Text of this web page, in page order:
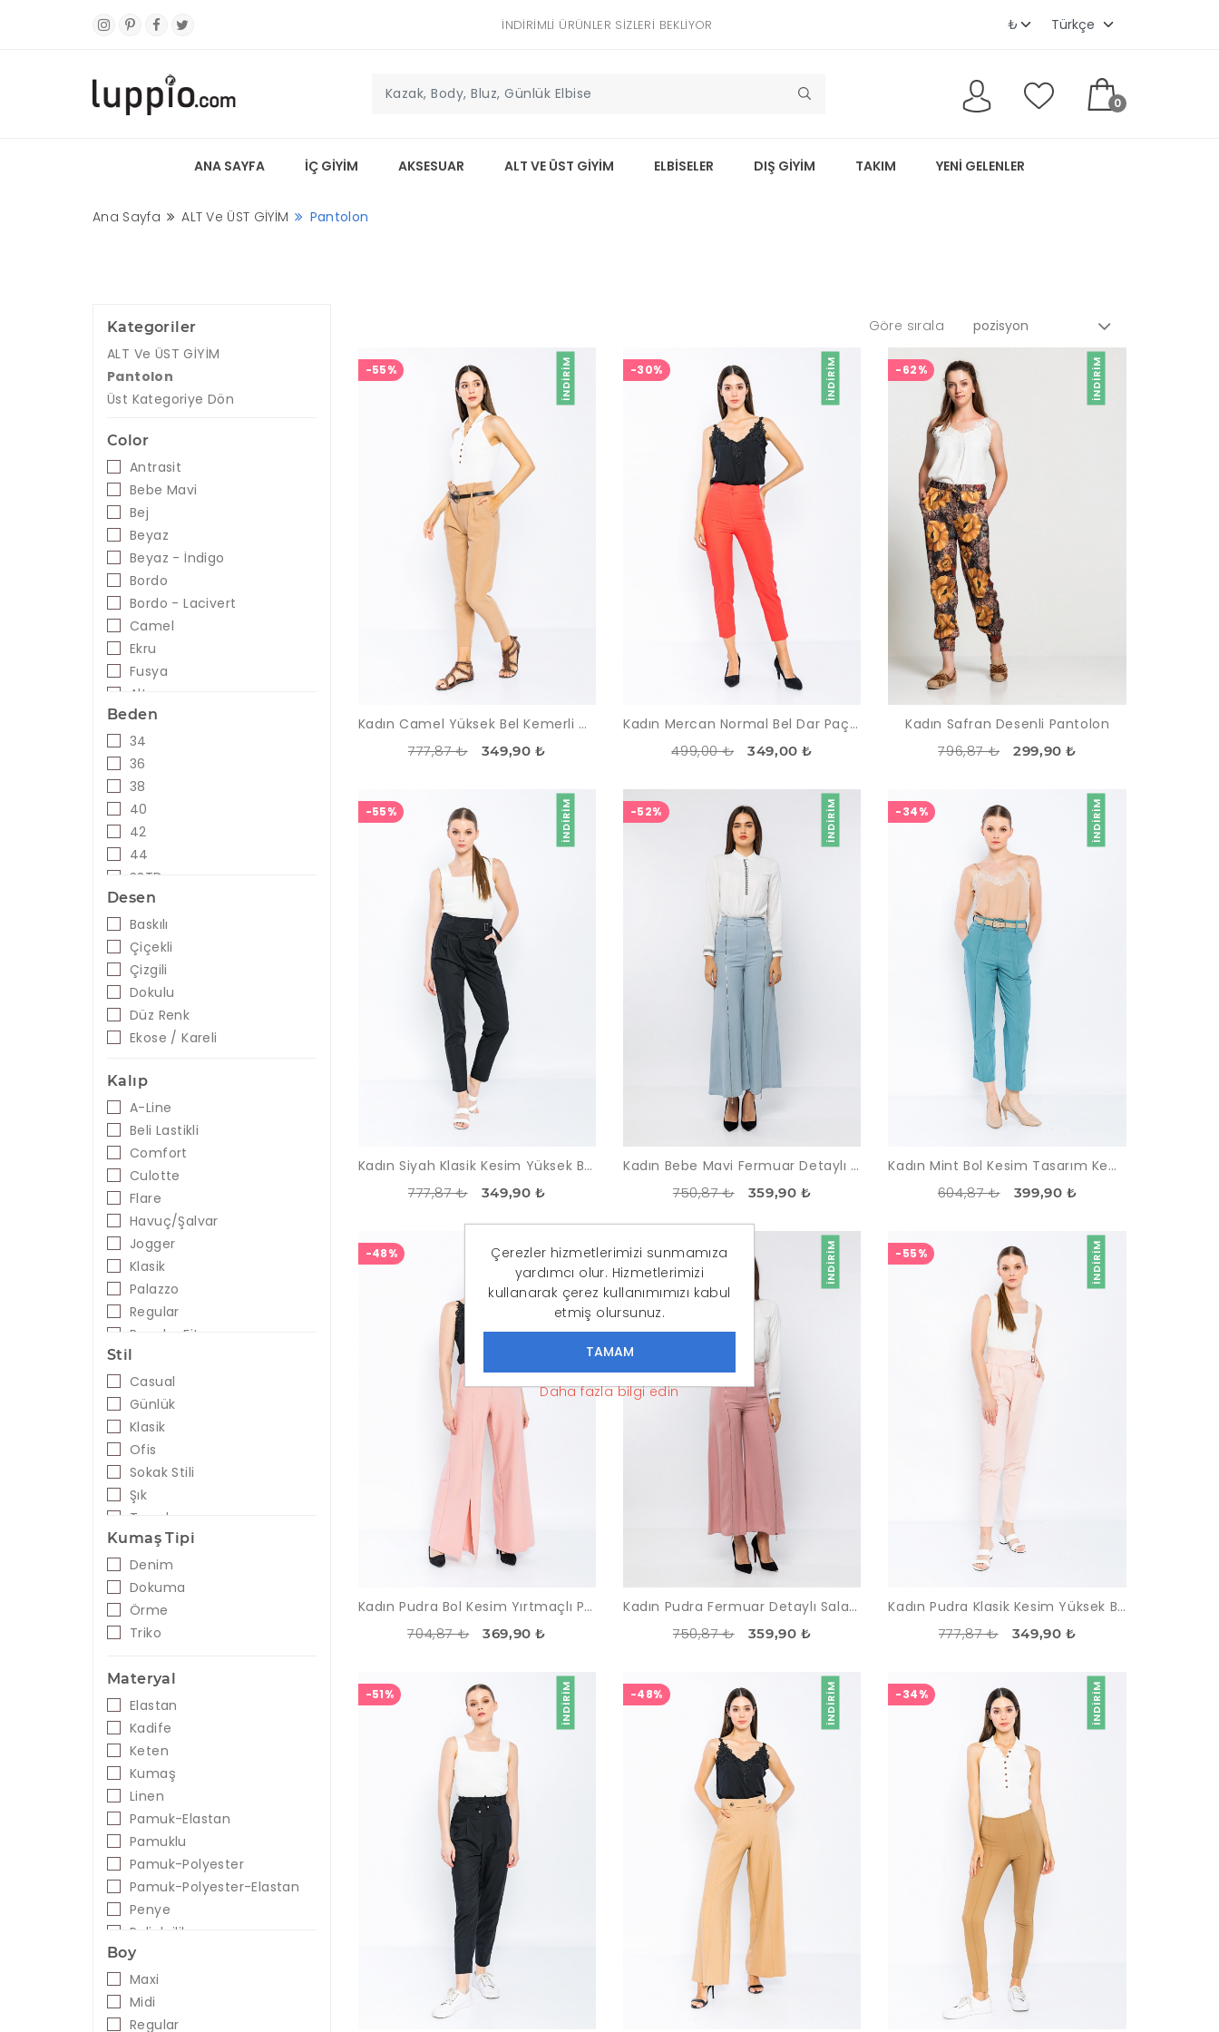
İNDIRIMLI ÜRÜNLER SIZLERI BEKLIYOR
0
ANA SAYFA İÇ GİYİM AKSESUAR ALT VE ÜST GİYİM ELBİSELER DIŞ GİYİM TAKIM YENI GELENLER
Ana Sayfa ALT Ve ÜST GİYİM Pantolon
Kategoriler
ALT Ve ÜST GİYİM
Pantolon
Üst Kategoriye Dön
Color
Antrasit
Bebe Mavi
Bej
Beyaz
Beyaz - İndigo
Bordo
Bordo - Lacivert
Camel
Ekru
Fusya
Altın
Gri
Gül Kurusu
Gümüş
Haki
Hardal
İndigo
Kahve
Kahverengi
Karışık Renkli
Kırmızı
Kiremit
Krem
Lacivert
Lila
Mavi
Mint
Mor
Oranj
Pembe
Petrol
Pudra
Safran
Saks
Sarı
Sıklamen
Siyah - Beyaz
Somon
Taba
Tarçın
Taş
Turuncu
Vizon
Yeşil
Zümrüt
Siyah
Beden
34
36
38
40
42
44
SSTD
STD
Desen
Baskılı
Çiçekli
Çizgili
Dokulu
Düz Renk
Ekose / Kareli
Kalıp
A-Line
Beli Lastikli
Comfort
Culotte
Flare
Havuç/Şalvar
Jogger
Klasik
Palazzo
Regular
Regular Fit
Skinny
Slim Fit
Straight
Tapered
Tayt
Stil
Casual
Günlük
Klasik
Ofis
Sokak Stili
Şık
Trend
Kumaş Tipi
Denim
Dokuma
Örme
Triko
Materyal
Elastan
Kadife
Keten
Kumaş
Linen
Pamuk-Elastan
Pamuklu
Pamuk-Polyester
Pamuk-Polyester-Elastan
Penye
Poliakrilik
Poliviskon
Polyester
Polyester Karışımlı
Polyviskon
Boy
Maxi
Midi
Regular
Göre sırala
İNDIRIM
-55%
Kadın Camel Yüksek Bel Kemerli Ofis Pantolon
777,87 ₺ 349,90 ₺
İNDIRIM
-30%
Kadın Mercan Normal Bel Dar Paça Ofis Pantolon
499,00 ₺ 349,00 ₺
İNDIRIM
-62%
Kadın Safran Desenli Pantolon
796,87 ₺ 299,90 ₺
İNDIRIM
-55%
Kadın Siyah Klasik Kesim Yüksek Bel Pantolon
777,87 ₺ 349,90 ₺
İNDIRIM
-52%
Kadın Bebe Mavi Fermuar Detaylı Salaş Pantolon
750,87 ₺ 359,90 ₺
İNDIRIM
-34%
Kadın Mint Bol Kesim Tasarım Kemerli Pantolon
604,87 ₺ 399,90 ₺
İNDIRIM
-48%
Kadın Pudra Bol Kesim Yırtmaçlı Paça Pantolon
704,87 ₺ 369,90 ₺
İNDIRIM
-52%
Kadın Pudra Fermuar Detaylı Salaş Pantolon
750,87 ₺ 359,90 ₺
İNDIRIM
-55%
Kadın Pudra Klasik Kesim Yüksek Bel Pantolon
777,87 ₺ 349,90 ₺
İNDIRIM
-51% İNDIRIM
-48% İNDIRIM
-34%
Çerezler hizmetlerimizi sunmamıza
yardımcı olur. Hizmetlerimizi
kullanarak çerez kullanımımızı kabul
etmiş olursunuz.
Daha fazla bilgi edin